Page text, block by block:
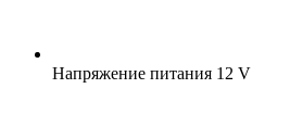
Напряжение питания 12 V